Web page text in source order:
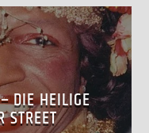
DIE HEILIGE
STREET